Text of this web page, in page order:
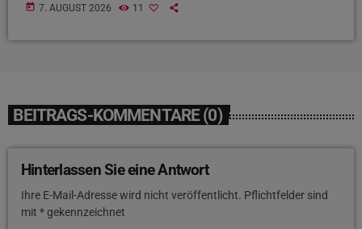
today 7. AUGUST 2026 11
BEITRAGS-KOMMENTARE (0)
Hinterlassen Sie eine Antwort
Ihre E-Mail-Adresse wird nicht veröffentlicht. Pflichtfelder sind
mit * gekennzeichnet